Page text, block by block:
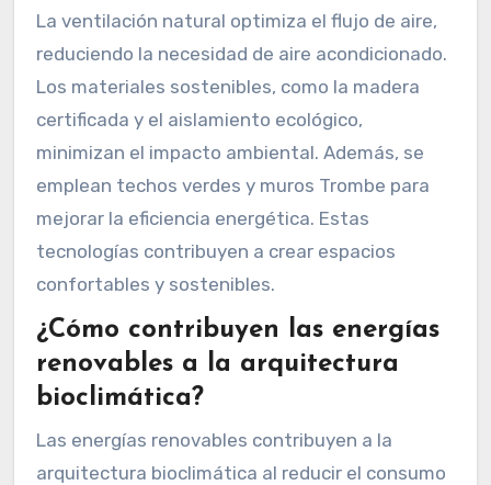
La ventilación natural optimiza el flujo de aire,
reduciendo la necesidad de aire acondicionado.
Los materiales sostenibles, como la madera
certificada y el aislamiento ecológico,
minimizan el impacto ambiental. Además, se
emplean techos verdes y muros Trombe para
mejorar la eficiencia energética. Estas
tecnologías contribuyen a crear espacios
confortables y sostenibles.
¿Cómo contribuyen las energías
renovables a la arquitectura
bioclimática?
Las energías renovables contribuyen a la
arquitectura bioclimática al reducir el consumo